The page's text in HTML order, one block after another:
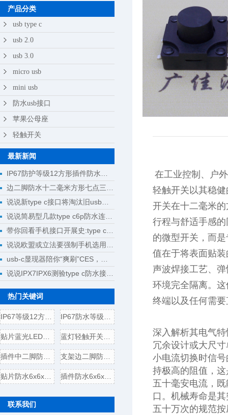
产品分类
usb type c
usb 2.0
usb 3.0
micro usb
mini usb
防水usb接口
苹果公母座
轻触开关
最新新闻
IP67防护等级12方形插件防水轻触开关10.0高设计选型指南
边二脚防水十二毫米方形七点三毫米高紧凑型轻触开关设计选型
说说新type c接口将淘汰旧usb接口成为回忆
说说简易型几款type c6p防水连接器母座规格尺寸
带你回看手机接口开展史:type c将完成大一统
说说欧盟或立法要强制手机选用type c接口
usb-c显现器陪你“爽刷”CES，明晰解锁新科技
说说IPX7IPX6测验type c防水接口测验计划
热门关键词
IP67等级12方形贴片防水轻 IP67防水等级贴片式8.0方形
贴片蓝光LED方形轻触开关 蓝灯轻触开关6x6x7.2插件方
插件中二脚防水6x6x5轻触开 支架边二脚防水6x6x5轻触开
贴片防水6x6x5轻触开关电气 插件防水6x6x5轻触开关电气
联系我们
在工业控制、户
轻触开关以其稳
开关在十二毫米
行程与舒适手感
的微型开关，而
值在于将表面贴
声波焊接工艺、
环境完全隔离。
终端以及任何需
深入解析其电气
冗余设计或大尺
小电流切换时信
持极高的阻值，
五十毫安电流，
口。机械寿命是
五十万次的规范